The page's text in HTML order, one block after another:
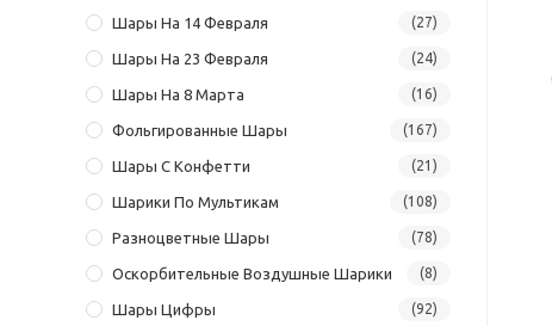
Шары На 14 Февраля (27)
Шары На 23 Февраля (24)
Шары На 8 Марта (16)
Фольгированные Шары (167)
Шары С Конфетти (21)
Шарики По Мультикам (108)
Разноцветные Шары (78)
Оскорбительные Воздушные Шарики (8)
Шары Цифры (92)